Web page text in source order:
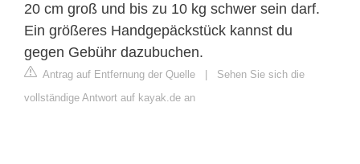
20 cm groß und bis zu 10 kg schwer sein darf.
Ein größeres Handgepäckstück kannst du
gegen Gebühr dazubuchen.
Antrag auf Entfernung der Quelle
Sehen Sie sich die
vollständige Antwort auf kayak.de an